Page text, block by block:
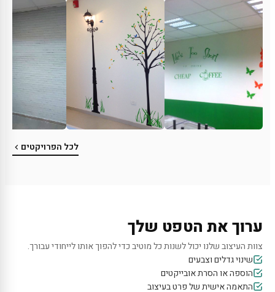
לכל הפרויקטים
ערוך את הטפט שלך
צוות העיצוב שלנו יכול לשנות כל מוטיב כדי להפוך אותו לייחודי עבורך.
שינוי גדלים וצבעים
הוספה או הסרת אובייקטים
התאמה אישית של פרט בעיצוב